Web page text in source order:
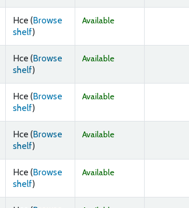
Hce (Browse
shelf(Opens below)
)
Available
Hce (Browse
shelf(Opens below)
)
Available
Hce (Browse
shelf(Opens below)
)
Available
Hce (Browse
shelf(Opens below)
)
Available
Hce (Browse
shelf(Opens below)
)
Available